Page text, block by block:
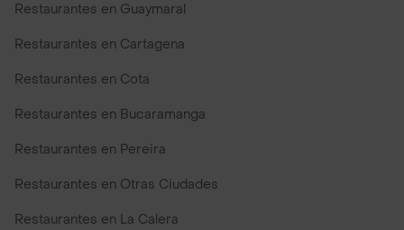
Restaurantes en Guaymaral
Restaurantes en Cartagena
Restaurantes en Cota
Restaurantes en Bucaramanga
Restaurantes en Pereira
Restaurantes en Otras Ciudades
Restaurantes en La Calera